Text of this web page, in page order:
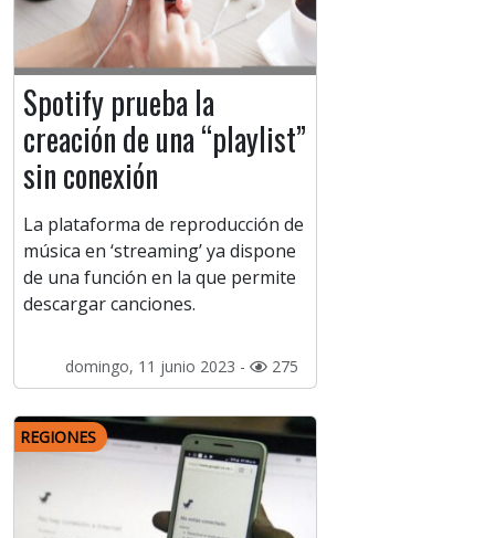
Spotify prueba la
creación de una “playlist”
sin conexión
La plataforma de reproducción de
música en ‘streaming’ ya dispone
de una función en la que permite
descargar canciones.
domingo, 11 junio 2023 - 275
REGIONES